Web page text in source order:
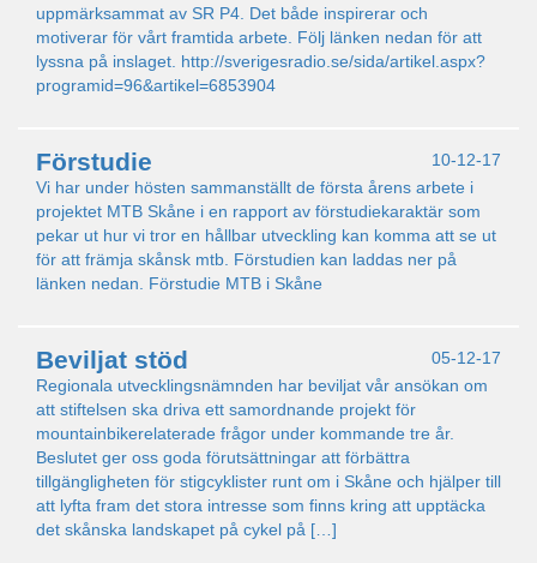
uppmärksammat av SR P4. Det både inspirerar och
motiverar för vårt framtida arbete. Följ länken nedan för att
lyssna på inslaget. http://sverigesradio.se/sida/artikel.aspx?
programid=96&artikel=6853904
10-12-17
Förstudie
Vi har under hösten sammanställt de första årens arbete i
projektet MTB Skåne i en rapport av förstudiekaraktär som
pekar ut hur vi tror en hållbar utveckling kan komma att se ut
för att främja skånsk mtb. Förstudien kan laddas ner på
länken nedan. Förstudie MTB i Skåne
05-12-17
Beviljat stöd
Regionala utvecklingsnämnden har beviljat vår ansökan om
att stiftelsen ska driva ett samordnande projekt för
mountainbikerelaterade frågor under kommande tre år.
Beslutet ger oss goda förutsättningar att förbättra
tillgängligheten för stigcyklister runt om i Skåne och hjälper till
att lyfta fram det stora intresse som finns kring att upptäcka
det skånska landskapet på cykel på […]